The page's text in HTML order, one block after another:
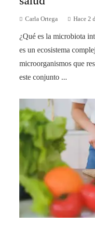
Carla Ortega Hace 2
¿Qué es la microbiota
es un ecosistema
microorganismos que
este conjunto ...